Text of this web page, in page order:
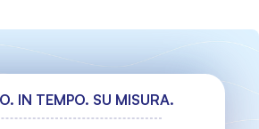
IN TEMPO. SU MISURA.